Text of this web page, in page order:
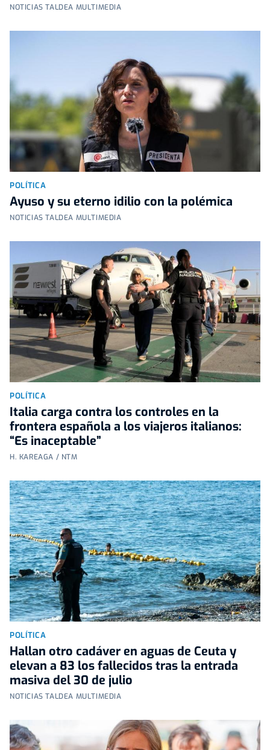
NOTICIAS TALDEA MULTIMEDIA
POLÍTICA
Ayuso y su eterno idilio con la polémica
NOTICIAS TALDEA MULTIMEDIA
POLÍTICA
Italia carga contra los controles en la
frontera española a los viajeros italianos:
“Es inaceptable”
H. KAREAGA / NTM
POLÍTICA
Hallan otro cadáver en aguas de Ceuta y
elevan a 83 los fallecidos tras la entrada
masiva del 30 de julio
NOTICIAS TALDEA MULTIMEDIA